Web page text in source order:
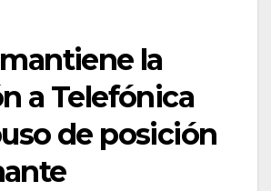
la
a Telefónica
de posición